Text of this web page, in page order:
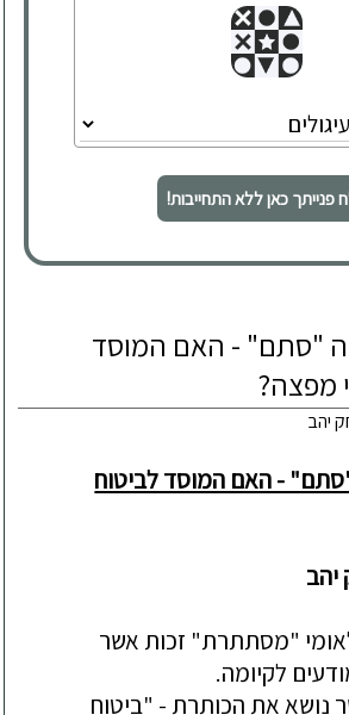
פנייתך כאן ללא התחייבות!
"סתם" - האם המוסד
מפצה?
יהב
- האם המוסד לביטוח
יהב
"מסתתרת" זכות אשר
לקיומה.
נושא את הכותרת - "ביטוח